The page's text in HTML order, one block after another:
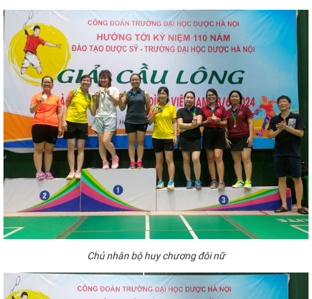
Chủnhân bộ huy chươngđôinữ